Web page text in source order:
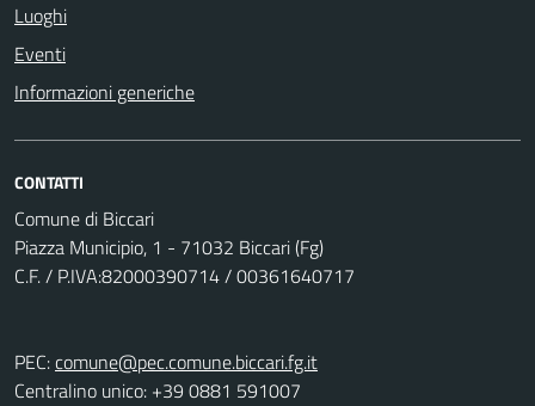
Luoghi
Eventi
Informazioni generiche
CONTATTI
Comune di Biccari
Piazza Municipio, 1 - 71032 Biccari (Fg)
C.F. / P.IVA:82000390714 / 00361640717
PEC:comune@pec.comune.biccari.fg.it
Centralino unico: +39 0881 591007